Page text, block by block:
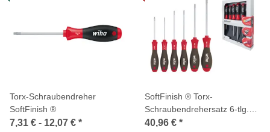
Torx-Schraubendreher
SoftFinish ®
7,31 € - 12,07 € *
SoftFinish ® Torx-
Schraubendrehersatz 6-tlg.
T10x80mm-T40x130mm
40,96 € *